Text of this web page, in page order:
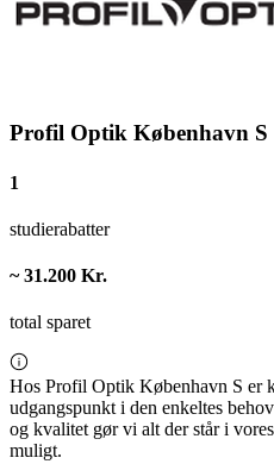
Profil Optik København S
1
studierabatter
~ 31.200 Kr.
total sparet
Hos Profil Optik København S er
udgangspunkt i den enkeltes
og kvalitet gør vi alt der står i
muligt.